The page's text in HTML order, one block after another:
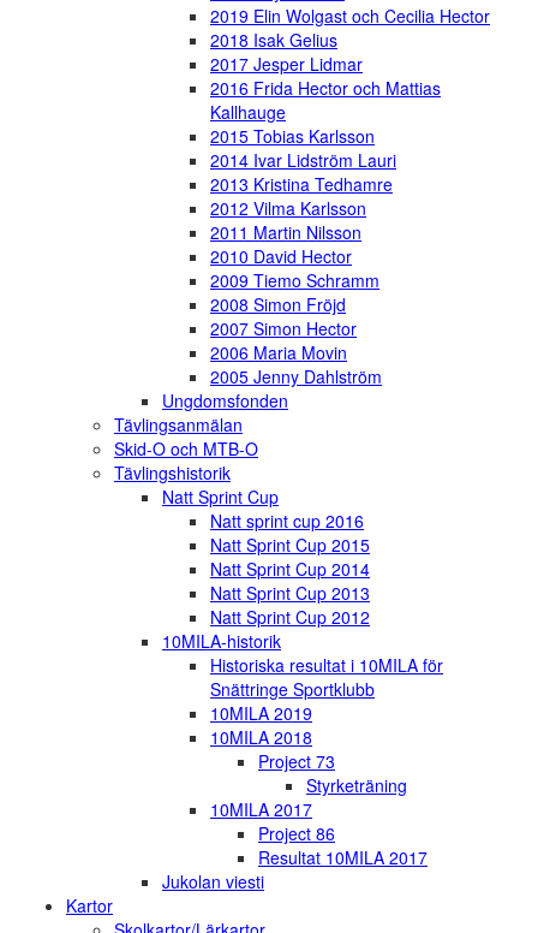
2019 Elin Wolgast och Cecilia Hector
2018 Isak Gelius
2017 Jesper Lidmar
2016 Frida Hector och Mattias
Kallhauge
2015 Tobias Karlsson
2014 Ivar Lidström Lauri
2013 Kristina Tedhamre
2012 Vilma Karlsson
2011 Martin Nilsson
2010 David Hector
2009 Tiemo Schramm
2008 Simon Fröjd
2007 Simon Hector
2006 Maria Movin
2005 Jenny Dahlström
Ungdomsfonden
Tävlingsanmälan
Skid-O och MTB-O
Tävlingshistorik
Natt Sprint Cup
Natt sprint cup 2016
Natt Sprint Cup 2015
Natt Sprint Cup 2014
Natt Sprint Cup 2013
Natt Sprint Cup 2012
10MILA-historik
Historiska resultat i 10MILA för
Snättringe Sportklubb
10MILA 2019
10MILA 2018
Project 73
Styrketräning
10MILA 2017
Project 86
Resultat 10MILA 2017
Jukolan viesti
Kartor